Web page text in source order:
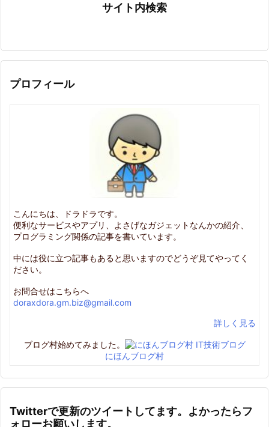
サイト内検索
プロフィール
こんにちは、ドラドラです。
便利なサービスやアプリ、よさげなガジェットなんかの紹介、
プログラミング関係の記事を書いています。
中には役に立つ記事もあると思いますのでどうぞ見てやってく
ださい。
お問合せはこちらへ
doraxdora.gm.biz@gmail.com
詳しく見る
ブログ村始めてみました。
にほんブログ村
Twitterで更新のツイートしてます。よかったらフ
ォローお願いします。